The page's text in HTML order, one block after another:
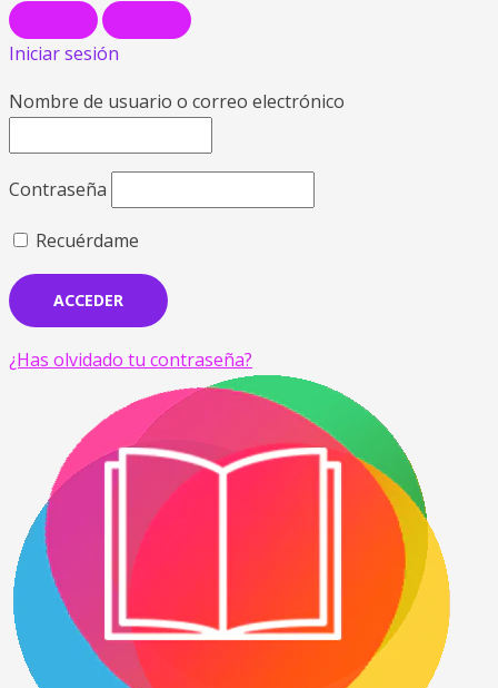
Iniciar sesión
Nombre de usuario o correo electrónico
Contraseña
Recuérdame
¿Has olvidado tu contraseña?